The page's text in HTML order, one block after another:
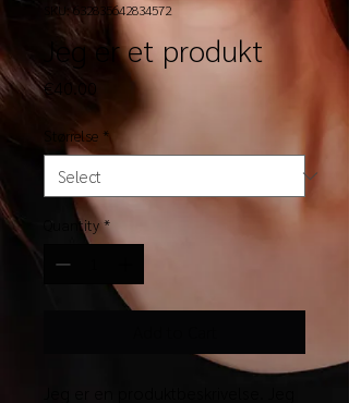
SKU: 632835642834572
Jeg er et produkt
€40.00
Størrelse *
Quantity *